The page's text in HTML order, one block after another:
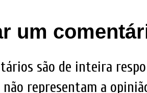
um
são de inteira
representam a